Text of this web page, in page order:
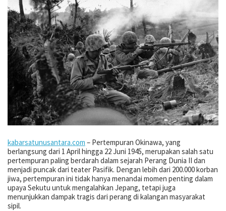
kabarsatunusantara.com – Pertempuran Okinawa, yang
berlangsung dari 1 April hingga 22 Juni 1945, merupakan salah satu
pertempuran paling berdarah dalam sejarah Perang Dunia II dan
menjadi puncak dari teater Pasifik. Dengan lebih dari 200.000 korban
jiwa, pertempuran ini tidak hanya menandai momen penting dalam
upaya Sekutu untuk mengalahkan Jepang, tetapi juga
menunjukkan dampak tragis dari perang di kalangan masyarakat
sipil.